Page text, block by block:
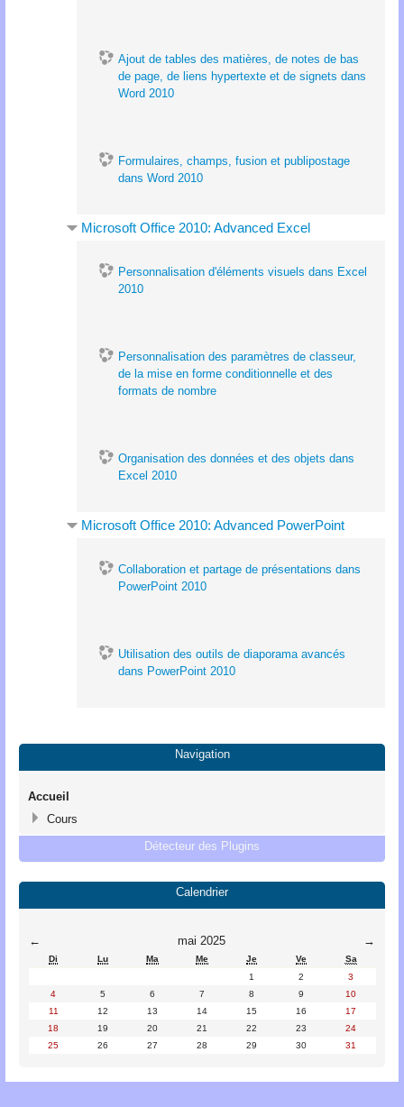
Ajout de tables des matières, de notes de bas
de page, de liens hypertexte et de signets dans
Word 2010
Formulaires, champs, fusion et publipostage
dans Word 2010
Microsoft Office 2010: Advanced Excel
Personnalisation d'éléments visuels dans Excel
2010
Personnalisation des paramètres de classeur,
de la mise en forme conditionnelle et des
formats de nombre
Organisation des données et des objets dans
Excel 2010
Microsoft Office 2010: Advanced PowerPoint
Collaboration et partage de présentations dans
PowerPoint 2010
Utilisation des outils de diaporama avancés
dans PowerPoint 2010
Navigation
Accueil
Cours
Détecteur des Plugins
Calendrier
← mai 2025 →
Di Lu Ma Me Je Ve
Sa
1
2
3
4
5 6 7 8 9
10
11
12 13 14 15 16
17
18
19 20 21 22 23
24
25
26 27 28 29 30 31